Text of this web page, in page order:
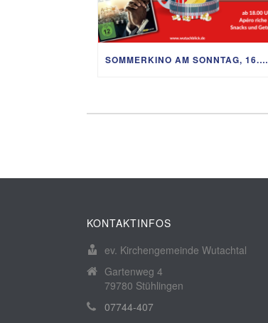
SOMMERKINO AM SONNTAG, 16. AUGUST
KONTAKTINFOS
ev. Kirchengemeinde Wutachtal
Gartenweg 4
79780 Stühlingen
07744-407